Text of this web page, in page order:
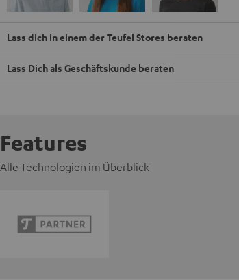
Lass dich in einem der Teufel Stores beraten
Lass Dich als Geschäftskunde beraten
Features
Alle Technologien im Überblick